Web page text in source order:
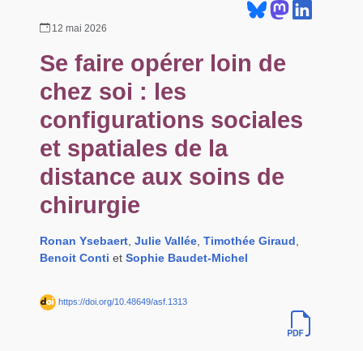
12 mai 2026
Se faire opérer loin de
chez soi : les
configurations sociales
et spatiales de la
distance aux soins de
chirurgie
Ronan Ysebaert Julie Vallée Timothée Giraud
Benoit Conti et Sophie Baudet-Michel
https://doi.org/10.48649/asf.1313